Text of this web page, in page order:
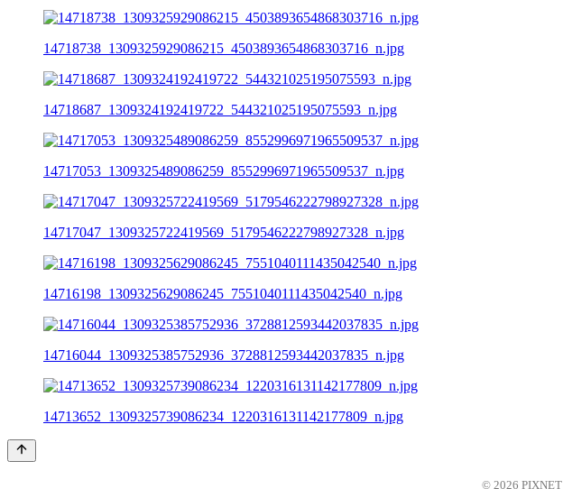
14718738_1309325929086215_4503893654868303716_n.jpg
14718687_1309324192419722_544321025195075593_n.jpg
14717053_1309325489086259_8552996971965509537_n.jpg
14717047_1309325722419569_5179546222798927328_n.jpg
14716198_1309325629086245_7551040111435042540_n.jpg
14716044_1309325385752936_3728812593442037835_n.jpg
14713652_1309325739086234_1220316131142177809_n.jpg
© 2026 PIXNET